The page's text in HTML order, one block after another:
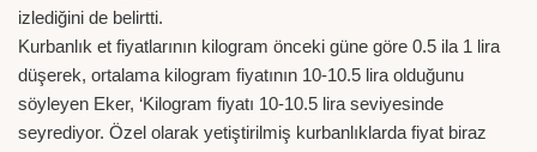
izlediğini de belirtti.
Kurbanlık et fiyatlarının kilogram önceki güne göre 0.5 ila 1 lira
düşerek, ortalama kilogram fiyatının 10-10.5 lira olduğunu
söyleyen Eker, ‘Kilogram fiyatı 10-10.5 lira seviyesinde
seyrediyor. Özel olarak yetiştirilmiş kurbanlıklarda fiyat biraz